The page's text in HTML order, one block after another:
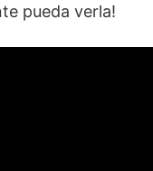
pueda verla!